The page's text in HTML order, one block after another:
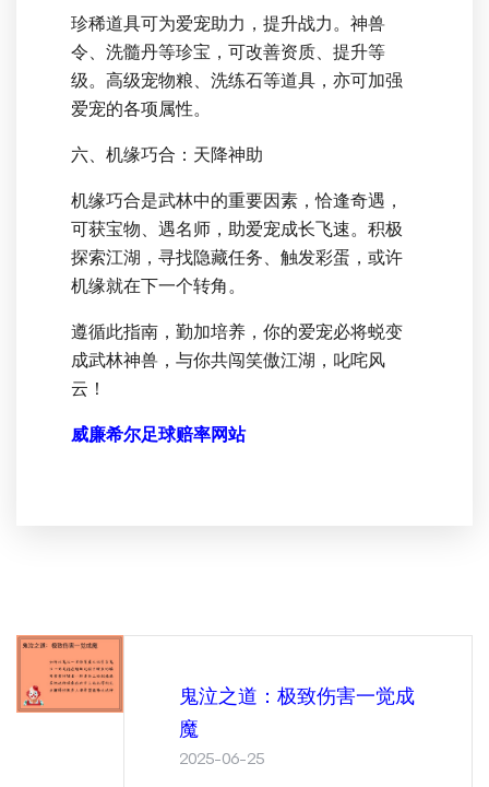
珍稀道具可为爱宠助力，提升战力。神兽
令、洗髓丹等珍宝，可改善资质、提升等
级。高级宠物粮、洗练石等道具，亦可加强
爱宠的各项属性。
六、机缘巧合：天降神助
机缘巧合是武林中的重要因素，恰逢奇遇，
可获宝物、遇名师，助爱宠成长飞速。积极
探索江湖，寻找隐藏任务、触发彩蛋，或许
机缘就在下一个转角。
遵循此指南，勤加培养，你的爱宠必将蜕变
成武林神兽，与你共闯笑傲江湖，叱咤风
云！
威廉希尔足球赔率网站
鬼泣之道：极致伤害一觉成
魔
2025-06-25